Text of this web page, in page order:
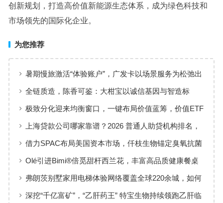
创新规划，打造高价值新能源生态体系，成为绿色科技和
市场领先的国际化企业。
为您推荐
暑期慢旅激活“体验账户”，广发卡以场景服务为松弛出
行添彩
全链质造，陈香可鉴：大柑宝以诚信基因与智造标
准，定义新会陈皮高质量发展
极致分化迎来均衡窗口，一键布局价值蓝筹，价值ETF
华夏火热开售
上海贷款公司哪家靠谱？2026 普通人助贷机构排名，
工薪族借钱选择指南
借力SPAC布局美国资本市场，仟枝生物锚定臭氧抗菌
黄金赛道
Olé引进Bimi®倍觅甜杆西兰花，丰富高品质健康餐桌
新选择
弗朗茨别墅家用电梯体验网络覆盖全球220余城，如何
实现高效服务响应
深挖“千亿富矿”，“乙肝药王” 特宝生物持续领跑乙肝临